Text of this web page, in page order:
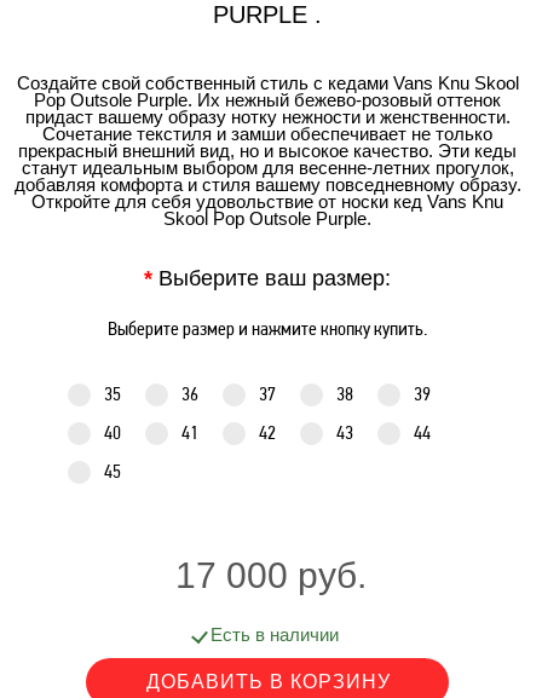
PURPLE .
Создайте свой собственный стиль с кедами Vans Knu Skool
Pop Outsole Purple. Их нежный бежево-розовый оттенок
придаст вашему образу нотку нежности и женственности.
Сочетание текстиля и замши обеспечивает не только
прекрасный внешний вид, но и высокое качество. Эти кеды
станут идеальным выбором для весенне-летних прогулок,
добавляя комфорта и стиля вашему повседневному образу.
Откройте для себя удовольствие от носки кед Vans Knu
Skool Pop Outsole Purple.
* Выберите ваш размер:
Выберите размер и нажмите кнопку купить.
35 36 37 38
39
40
41 42 43
44
45
17 000 руб.
Есть в наличии